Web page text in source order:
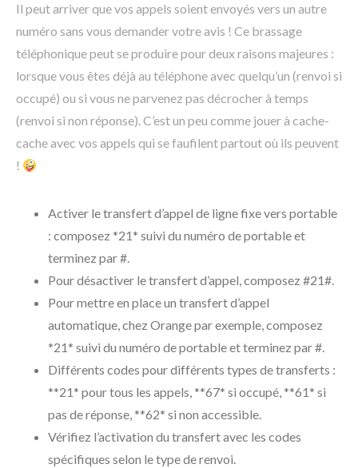
Il peut arriver que vos appels soient envoyés vers un autre
numéro sans vous demander votre avis ! Ce brassage
téléphonique peut se produire pour deux raisons majeures :
lorsque vous êtes déjà au téléphone avec quelqu’un (renvoi si
occupé) ou si vous ne parvenez pas décrocher à temps
(renvoi si non réponse). C’est un peu comme jouer à cache-
cache avec vos appels qui se faufilent partout où ils peuvent
!
Activer le transfert d’appel de ligne fixe vers portable
: composez *21* suivi du numéro de portable et
terminez par #.
Pour désactiver le transfert d’appel, composez #21#.
Pour mettre en place un transfert d’appel
automatique, chez Orange par exemple, composez
*21* suivi du numéro de portable et terminez par #.
Différents codes pour différents types de transferts :
**21* pour tous les appels, **67* si occupé, **61* si
pas de réponse, **62* si non accessible.
Vérifiez l’activation du transfert avec les codes
spécifiques selon le type de renvoi.